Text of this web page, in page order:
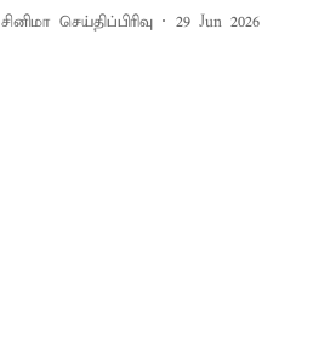
சினிமா செய்திப்பிரிவு 29 Jun 2026